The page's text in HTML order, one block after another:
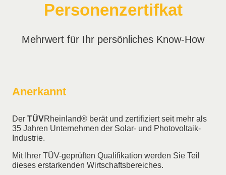
Personenzertifkat
Mehrwert für Ihr persönliches Know-How
Anerkannt
Der TÜVRheinland® berät und zertifiziert seit mehr als
35 Jahren Unternehmen der Solar- und Photovoltaik-
Industrie.
Mit Ihrer TÜV-geprüften Qualifikation werden Sie Teil
dieses erstarkenden Wirtschaftsbereiches.